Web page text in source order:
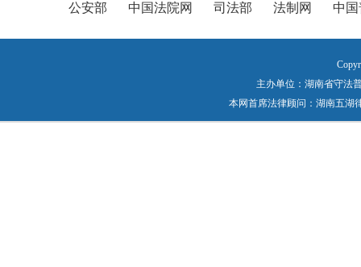
公安部 中国法院网 司法部 法制网 中
主办单位：湖南省守法
本网首席法律顾问：湖南五湖